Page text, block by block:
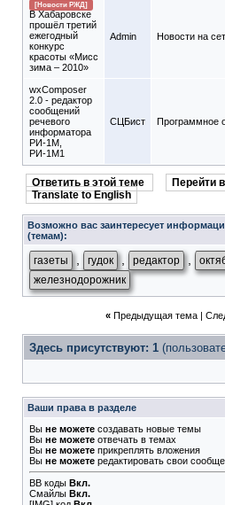
[Новости РЖД]
В Хабаровске
прошёл третий
ежегодный
конкурс
красоты «Мисс
зима – 2010»
Admin Новости на
wxComposer
2.0 - редактор
сообщений
речевого
информатора
РИ-1М,
РИ-1М1
СЦБист Программное
Ответить в этой теме
Перейти
Translate to English
Возможно вас заинтересует
(темам):
газеты гудок редактор
железнодорожник
« Предыдущая тема|
Здесь присутствуют: 1
Ваши права в разделе
Вы не можете создавать новые темы
Вы не можете отвечать в темах
Вы не можете прикреплять вложения
Вы не можете редактировать свои
BB коды Вкл.
Смайлы Вкл.